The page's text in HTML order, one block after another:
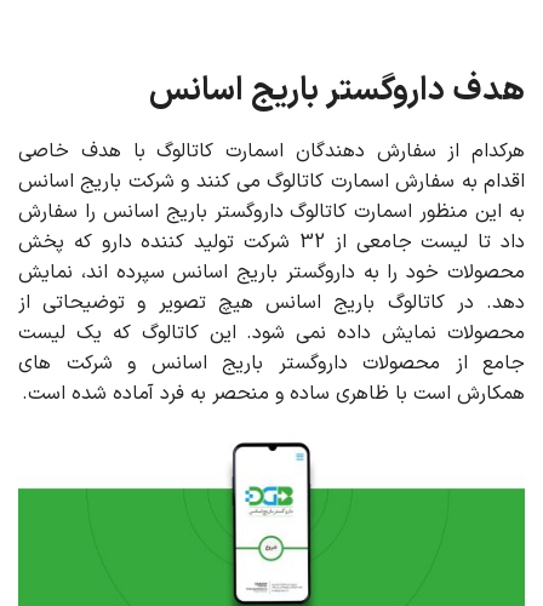
هدف داروگستر باریج اسانس
هرکدام از سفارش دهندگان اسمارت کاتالوگ با هدف خاصی
اقدام به سفارش اسمارت کاتالوگ می کنند و شرکت باریج اسانس
به این منظور اسمارت کاتالوگ داروگستر باریج اسانس را سفارش
داد تا لیست جامعی از 32 شرکت تولید کننده دارو که پخش
محصولات خود را به داروگستر باریج اسانس سپرده اند، نمایش
دهد. در کاتالوگ باریج اسانس هیچ تصویر و توضیحاتی از
محصولات نمایش داده نمی شود. این کاتالوگ که یک لیست
جامع از محصولات داروگستر باریج اسانس و شرکت های
همکارش است با ظاهری ساده و منحصر به فرد آماده شده است.